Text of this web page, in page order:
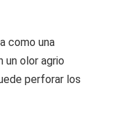
como una
un olor agrio
perforar los